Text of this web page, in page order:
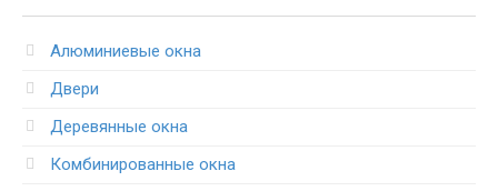
Алюминиевые окна
Двери
Деревянные окна
Комбинированные окна